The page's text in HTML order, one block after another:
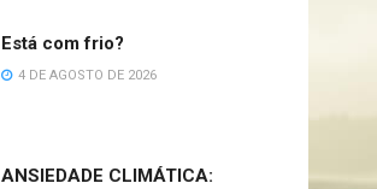
Está com frio?
4 DE AGOSTO DE 2026
ANSIEDADE CLIMÁTICA: